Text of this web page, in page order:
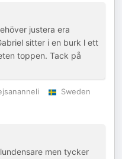
justera era
sitter i en burk l ett
toppen. Tack på
Sweden
men tycker